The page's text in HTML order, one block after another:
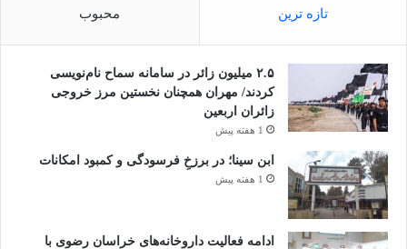
تازه ترین محبوب
۲.۵ میلیون زائر در سامانه سماح نام‌نویسی
کردند/ مهران همچنان نخستین مرز خروجی
زائران اربعین
1 هفته پیش
ابن سینا؛ در برزخِ فرسودگی و کمبود امکانات
1 هفته پیش
ادامه فعالیت داروخانه‌های خراسان رضوی با